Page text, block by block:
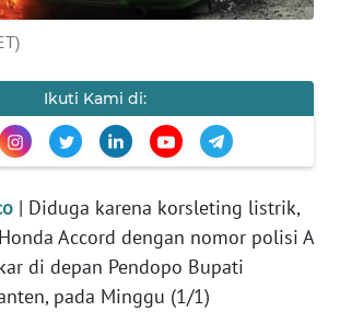
Ikuti Kami di:
| Diduga karena korsleting listrik,
Accord dengan nomor polisi A
di depan Pendopo Bupati
pada Minggu (1/1)